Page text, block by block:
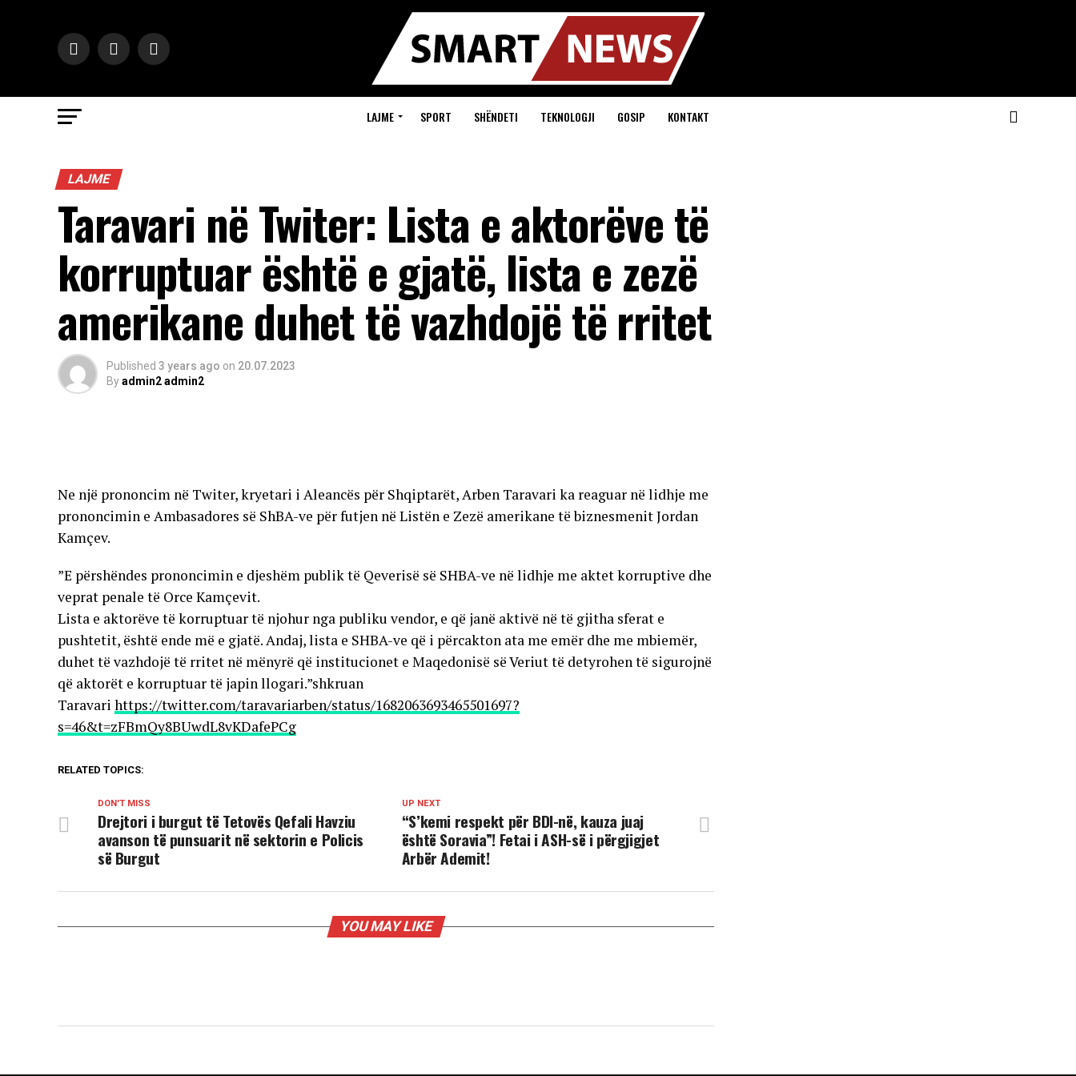
LAJME SPORT SHËNDETI TEKNOLOGJI GOSIP KONTAKT
LAJME
Taravari në Twiter: Lista e aktorëve të
korruptuar është e gjatë, lista e zezë
amerikane duhet të vazhdojë të rritet
Published 3 years ago on 20.07.2023
Byadmin2 admin2
Ne një prononcim në Twiter, kryetari i Aleancës për Shqiptarët, Arben Taravari ka reaguar në lidhje me
prononcimin e Ambasadores së ShBA-ve për futjen në Listën e Zezë amerikane të biznesmenit Jordan
Kamçev.
”E përshëndes prononcimin e djeshëm publik të Qeverisë së SHBA-ve në lidhje me aktet korruptive dhe
veprat penale të Orce Kamçevit.
Lista e aktorëve të korruptuar të njohur nga publiku vendor, e që janë aktivë në të gjitha sferat e
pushtetit, është ende më e gjatë. Andaj, lista e SHBA-ve që i përcakton ata me emër dhe me mbiemër,
duhet të vazhdojë të rritet në mënyrë që institucionet e Maqedonisë së Veriut të detyrohen të sigurojnë
që aktorët e korruptuar të japin llogari.”shkruan
Taravari https://twitter.com/taravariarben/status/1682063693465501697?
s=46&t=zFBmQy8BUwdL8vKDafePCg
RELATED TOPICS:
UP NEXT
“S’kemi respekt për BDI-në, kauza juaj
është Soravia”! Fetai i ASH-së i përgjigjet
Arbër Ademit!
DON'T MISS
Drejtori i burgut të Tetovës Qefali Havziu
avanson të punsuarit në sektorin e Policis
së Burgut
YOU MAY LIKE